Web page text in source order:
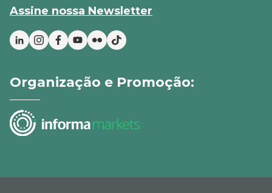
Assine nossa Newsletter
Organização e Promoção: